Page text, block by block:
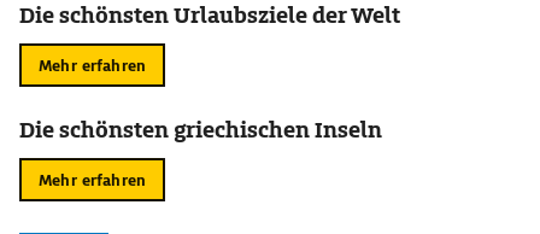
Die schönsten Urlaubsziele der Welt
Mehr erfahren
Die schönsten griechischen Inseln
Mehr erfahren